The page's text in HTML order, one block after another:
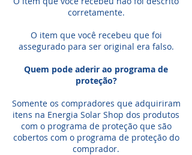
corretamente.
O item que você recebeu que foi
assegurado para ser original era falso.
Quem pode aderir ao programa de
proteção?
Somente os compradores que adquiriram
itens na Energia Solar Shop dos produtos
com o programa de proteção que são
cobertos com o programa de proteção do
comprador.